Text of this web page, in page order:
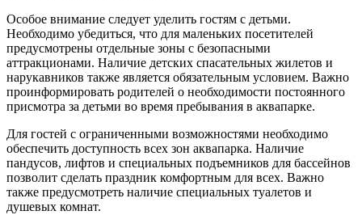
Особое внимание следует уделить гостям с детьми.
Необходимо убедиться, что для маленьких посетителей
предусмотрены отдельные зоны с безопасными
аттракционами. Наличие детских спасательных жилетов и
нарукавников также является обязательным условием. Важно
проинформировать родителей о необходимости постоянного
присмотра за детьми во время пребывания в аквапарке.
Для гостей с ограниченными возможностями необходимо
обеспечить доступность всех зон аквапарка. Наличие
пандусов, лифтов и специальных подъемников для бассейнов
позволит сделать праздник комфортным для всех. Важно
также предусмотреть наличие специальных туалетов и
душевых комнат.